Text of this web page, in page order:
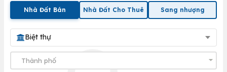
Nhà Đất Bán Nhà Đất Cho Thuê Sang nhượng
Biệt thự